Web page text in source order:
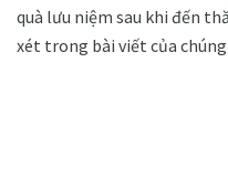
quà lưu niệm sau khi đến
xét trong bài viết của